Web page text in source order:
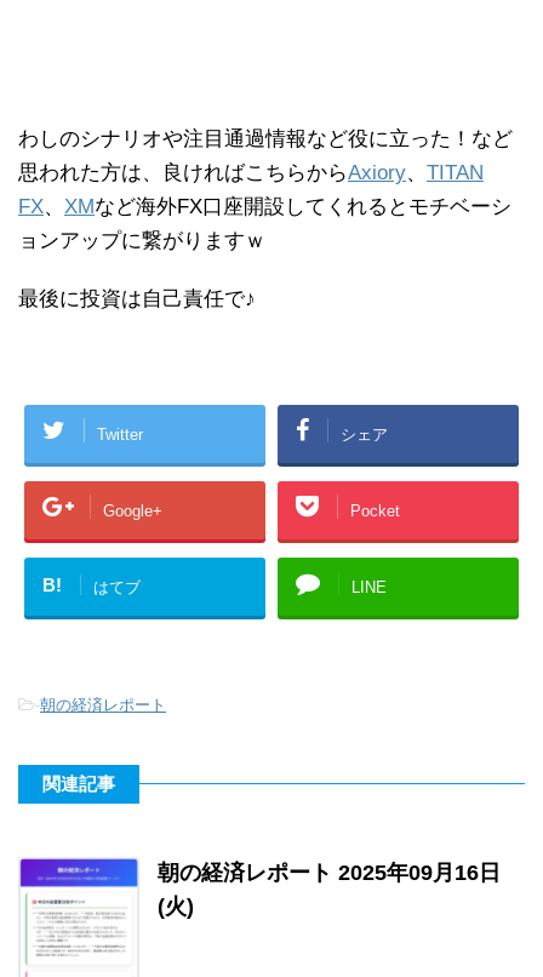
わしのシナリオや注目通過情報など役に立った！など
思われた方は、良ければこちらからAxiory、 TITAN
FX、 XMなど海外FX口座開設してくれるとモチベーシ
ョンアップに繋がりますｗ
最後に投資は自己責任で♪
Twitter シェア
Google+ Pocket
B! はてブ LINE
-朝の経済レポート
関連記事
朝の経済レポート 2025年09月16日
(火)